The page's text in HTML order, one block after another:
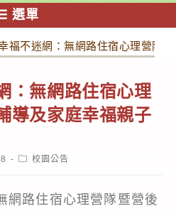
選單
福不迷網：無網路住宿心理營隊
：無網路住宿心理
導及家庭幸福親子
Post校園公告
網路住宿心理營隊暨營後